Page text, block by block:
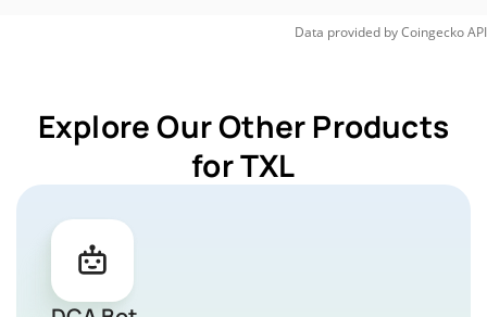
Data provided byCoingeckoAPI
Explore Our Other Products
for TXL